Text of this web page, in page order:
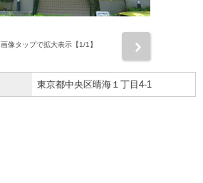
画像タップで拡大表示【1/1】
東京都中央区晴海１丁目4-1